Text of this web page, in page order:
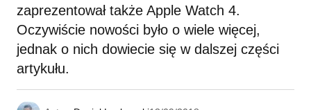
zaprezentował także Apple Watch 4.
Oczywiście nowości było o wiele więcej,
jednak o nich dowiecie się w dalszej części
artykułu.